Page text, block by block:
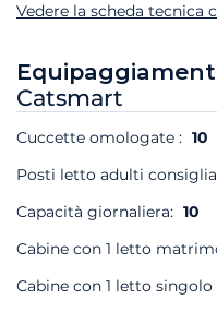
Vedere la scheda tecnica
Catsmart
Cuccette omologate : 10
Posti letto adulti
Capacità giornaliera: 10
Cabine con 1 letto
Cabine con 1 letto